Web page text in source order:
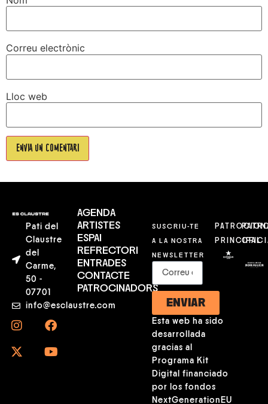
Correu electrònic
Lloc web
Pati del
Claustre
del
Carme,
50 -
07701
info@esclaustre.com
AGENDA
ARTISTES
ESPAI
REFRECTORI
ENTRADES
CONTACTE
PATROCINADORS
SUSCRIU-TE
A LA NOSTRA
NEWSLETTER
ENVIAR
Esta web ha sido
desarrollada
gracias al
Programa Kit
Digital financiado
por los fondos
NextGenerationEU
PRINCIPAL